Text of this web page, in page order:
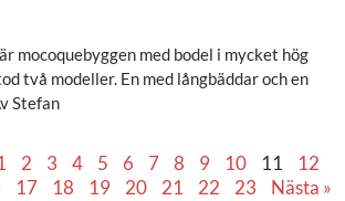
mocoquebyggen med bodel i mycket hög
två modeller. En med långbäddar och en
Stefan
2 3 4 5 6 7 8 9 10 11
12
17 18 19 20 21 22 23 Nästa »